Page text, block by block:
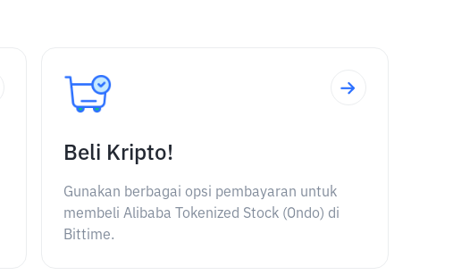
Beli Kripto!
Gunakan berbagai opsi pembayaran untuk
membeli Alibaba Tokenized Stock (Ondo) di
Bittime.